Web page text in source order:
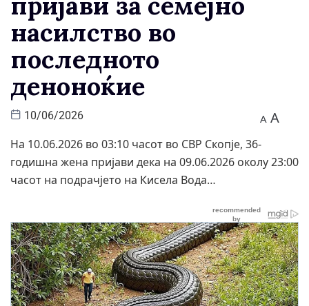
насилство во
последното
деноноќие
10/06/2026 A A
На 10.06.2026 во 03:10 часот во СВР Скопје, 36-
годишна жена пријави дека на 09.06.2026 околу 23:00
часот на подрачјето на Кисела Вода…